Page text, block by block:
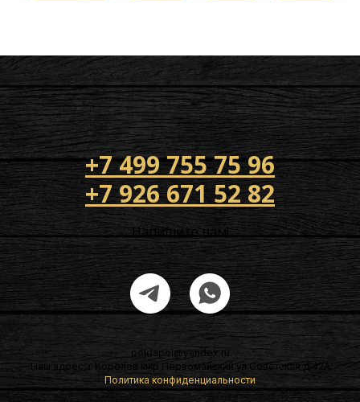
+7 499 755 75 96
+7 926 671 52 82
Напишите нам!
poldapol@yandex.ru
Наш адрес: г Королев мкр Первомайский ул Советская д 42А
Политика конфиденциальности